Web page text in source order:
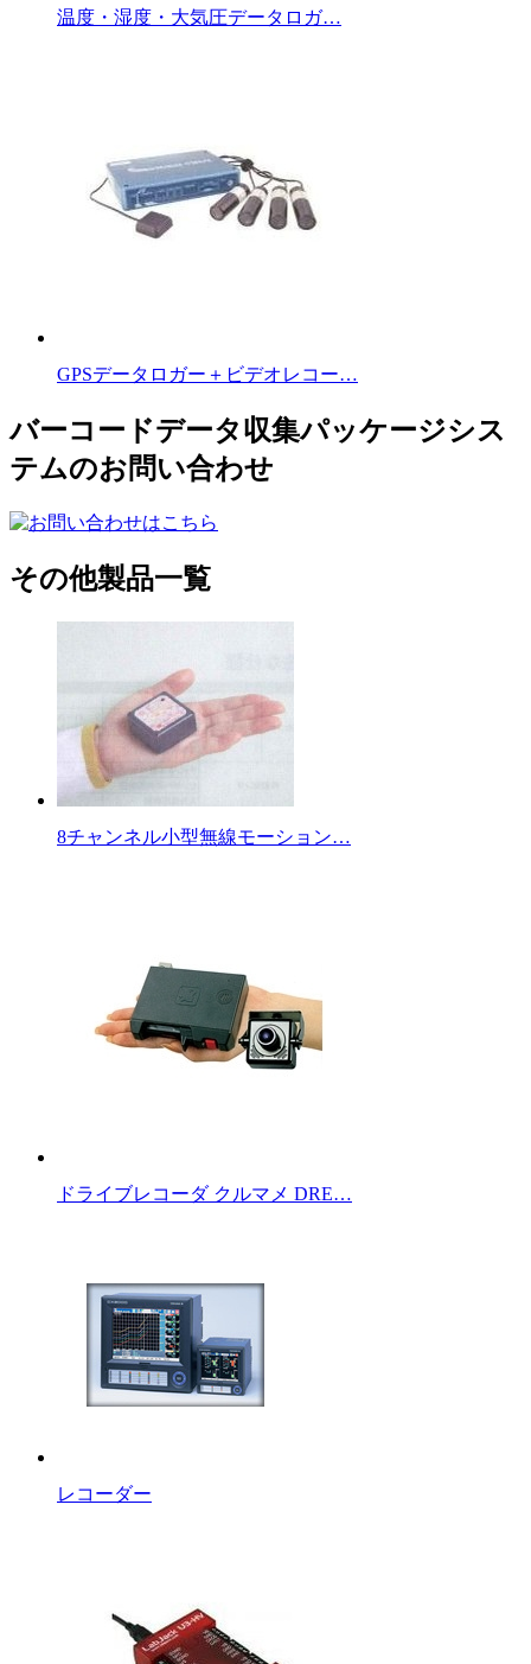
温度・湿度・大気圧データロガ…
GPSデータロガー＋ビデオレコー…
バーコードデータ収集パッケージシス
テムのお問い合わせ
その他製品一覧
8チャンネル小型無線モーション…
ドライブレコーダ クルマメ DRE…
レコーダー